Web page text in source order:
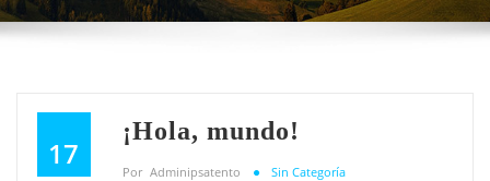
17
¡Hola, mundo!
Por Adminipsatento Sin Categoría